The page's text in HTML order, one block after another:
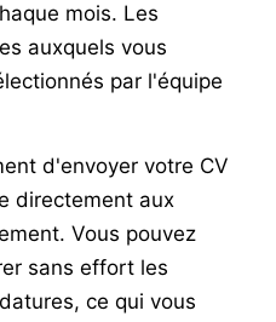
mois. Les
auxquels vous
par l'équipe
d'envoyer votre CV
directement aux
Vous pouvez
sans effort les
ce qui vous